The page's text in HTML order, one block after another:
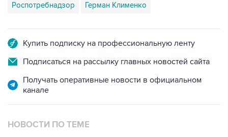
Роспотребнадзор Герман Клименко
Купить подписку на профессиональную ленту
Подписаться на рассылку главных новостей сайта
Получать оперативные новости в официальном
канале
НОВОСТИ ПО ТЕМЕ